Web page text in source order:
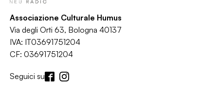
Associazione Culturale Humus
Via degli Orti 63, Bologna 40137
IVA: IT03691751204
CF: 03691751204
Seguici su